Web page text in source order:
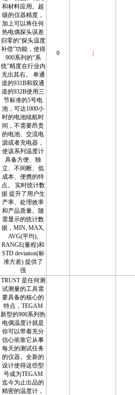
和材料应用。超
级的仪器精度，
加上可以将任何
热电偶探头误差
归零的“探头温度
补偿”功能，使得
900系列的“系
统”精度在行业内
无出其右。 单通
道的931B和双通
道的932B使用三
节标准的5号电
池，可达1000小
时的电池续航时
间，不需要昂贵
的电池、交流电
源或者充电器，
使该系列温度计
具备方便、独
立、不间断、低
成本、便携的特
点。 实时统计数
据 提升了用户生
产率、处理效率
和产品质量。随
需显示的统计数
据，MIN, MAX,
AVG(平均),
RANGE(量程)和
STD deviation(标
准方差) 提供了
强
0 |
TRUST 是任何测
试测量的工具需
要具备的核心的
特点，TEGAM
新型的900系列热
电偶温度计就是
你可以带着充分
信心依靠它从事
每天的测试任务
的仪器。全新的
设计使得这些型
号成为TEGAM
迄今为止出品的
精密的温度计，